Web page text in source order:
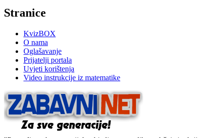
Stranice
KvizBOX
O nama
Oglašavanje
Prijatelji portala
Uvjeti korištenja
Video instrukcije iz matematike